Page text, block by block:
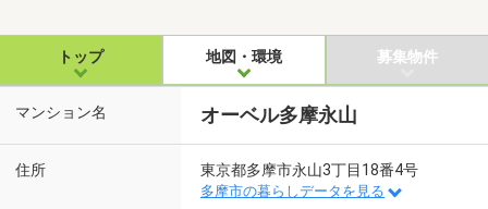
トップ 地図・環境 募集物件
マンション名 オーベル多摩永山
住所 東京都多摩市永山3丁目18番4号
多摩市の暮らしデータを見る